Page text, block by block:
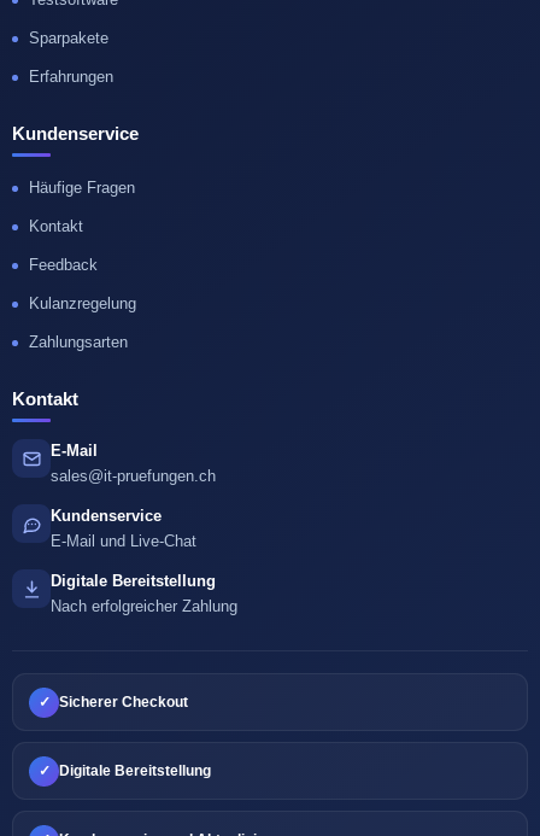
Sparpakete
Erfahrungen
Kundenservice
Häufige Fragen
Kontakt
Feedback
Kulanzregelung
Zahlungsarten
Kontakt
E-Mail
sales@it-pruefungen.ch
Kundenservice
E-Mail und Live-Chat
Digitale Bereitstellung
Nach erfolgreicher Zahlung
✓ Sicherer Checkout
✓ Digitale Bereitstellung